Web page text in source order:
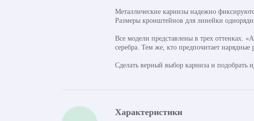
Металлические карнизы надежно
Размеры кронштейнов для линейки
Все модели представлены в трех оттенках.
серебра. Тем же, кто предпочитает
Сделать верный выбор карниза и подобрать
Характеристики